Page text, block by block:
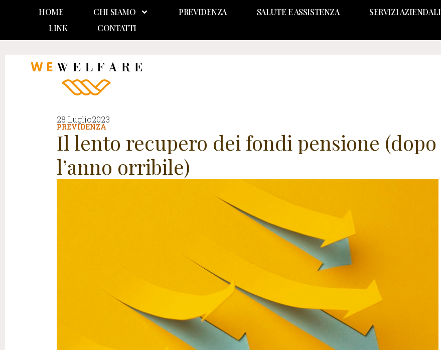
HOME CHI SIAMO PREVIDENZA SALUTE E ASSISTENZA SERVIZI AZIENDALI
LINK
CONTATTI
28 Luglio2023
PREVIDENZA
Il lento recupero dei fondi pensione (dopo
l’anno orribile)